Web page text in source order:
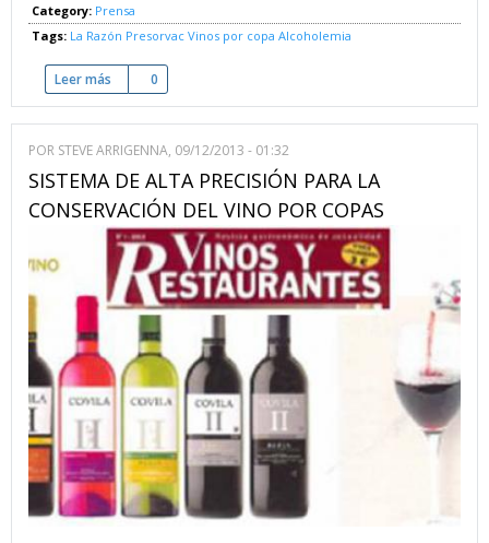
Category: Prensa
Tags: La Razón Presorvac Vinos por copa Alcoholemia
Leer más sobre Entre copa y copa - Los controles de alcoholemia
0
POR STEVE ARRIGENNA, 09/12/2013 - 01:32
SISTEMA DE ALTA PRECISIÓN PARA LA
CONSERVACIÓN DEL VINO POR COPAS